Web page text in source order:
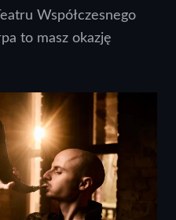
Współczesnego
to masz okazję